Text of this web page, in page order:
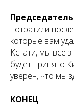
потратили
которые вам
Кстати, мы все
будет принято
уверен, что мы
КОНЕЦ